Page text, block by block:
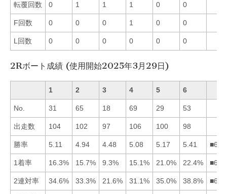
転覆回数 0 1 1 1 0 0
F回数 0 0 0 1 0 0
L回数 0 0 0 0 0 0
2Rボート成績 (使用開始2025年3月29日)
1 2 3 4 5 6
No. 31 65 18 69 29 53
出走数 104 102 97 106 100 98
勝率 5.11 4.94 4.48 5.08 5.17 5.41
1着率 16.3% 15.7% 9.3% 15.1% 21.0% 22.4%
2連対率 34.6% 33.3% 21.6% 31.1% 35.0% 38.8%